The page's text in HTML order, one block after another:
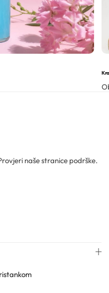
naše stranice podrške.